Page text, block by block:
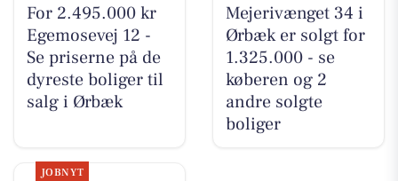
For 2.495.000 kr
Egemosevej 12 -
Se priserne på de
dyreste boliger til
salg i Ørbæk
Mejerivænget 34 i
Ørbæk er solgt for
1.325.000 - se
køberen og 2
andre solgte
boliger
JOBNYT